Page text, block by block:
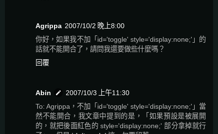
Agrippa 2007/10/2 晚上8:00
你好，如果我不加「id='toggle' style='display:none;'」的
話就不能開合了，請問我還要做些什麼嗎？
回覆
Abin
2007/10/3 上午11:30
To: Agrippa，不加「id='toggle' style='display:none;'」當
然不能開合，我文章中提到的是，「如果預設是被展開
的，就把後面紅色的 style='display:none;' 部分拿掉就行